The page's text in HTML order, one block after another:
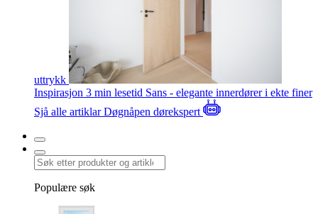
uttrykk
Inspirasjon 3 min lesetid Sans - elegante innerdører i ekte finer
Sjå alle artiklarDøgnåpen dørekspert
Populære søk